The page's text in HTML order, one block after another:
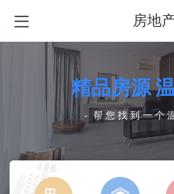
房地
精品房源
- 帮 您 找 到 一 个